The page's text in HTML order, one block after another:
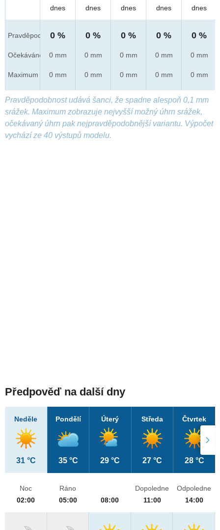
Pravděpod.
Očekáváno
Maximum
dnes
0 %
0 mm
0 mm
dnes
0 %
0 mm
0 mm
dnes
0 %
0 mm
0 mm
dnes
0 %
0 mm
0 mm
dnes
0 %
0 mm
0 mm
Pravděpodobnost udává šanci, že spadne alespoň 0,1 mm
srážek. Maximum zobrazuje nejvyšší možný úhrn srážek,
očekávaný úhrn pak nejpravděpodobnější variantu. Výpočet
vychází ze 40 výstupů modelu.
Předpověď na další dny
Neděle
31 °C
Pondělí
35 °C
Úterý
29 °C
Středa
27 °C
Čtvrtek
28 °C
Noc
02:00
Ráno
05:00
08:00
Dopoledne
11:00
Odpoledne
14:00